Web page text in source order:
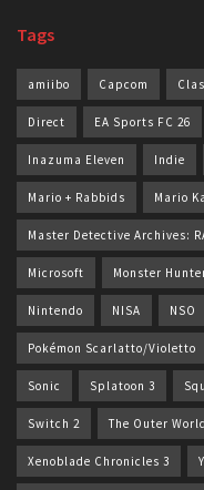
Tags
amiibo Capcom
Direct EA Sports FC 26
Inazuma Eleven Indie
Mario + Rabbids Mario
Master Detective Archives:
Microsoft Monster
Nintendo NISA NSO
Pokémon Scarlatto/Violetto
Sonic Splatoon 3
Switch 2 The Outer World
Xenoblade Chronicles 3